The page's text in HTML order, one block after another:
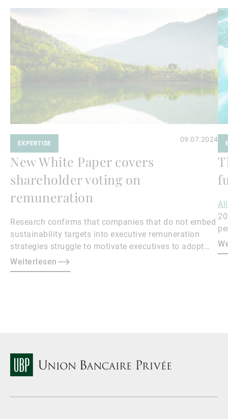
Weiterlesen
EXPERTISE 09.07.2024
New White Paper covers
shareholder voting on
remuneration
Research confirms that companies that do not embed
sustainability targets into executive remuneration
strategies struggle to motivate executives to adopt
sustainable practices, leading to misalignment with
societal expectations and stakeholder interests.
Weiterlesen
to